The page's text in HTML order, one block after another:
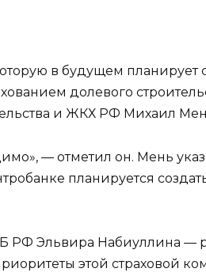
в будущем планирует
долевого
и ЖКХ РФ Михаил
— отметил он. Мень
планируется
РФ Эльвира Набиуллина —
этой страховой